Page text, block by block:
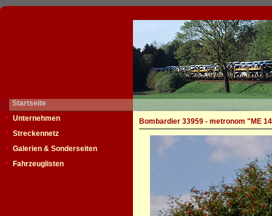
Startseite
Unternehmen
Streckennetz
Galerien & Sonderseiten
Fahrzeuglisten
Bombardier 33959 - metronom "ME